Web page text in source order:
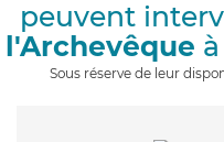
peuvent
l'Archevêque
Sous réserve de leur